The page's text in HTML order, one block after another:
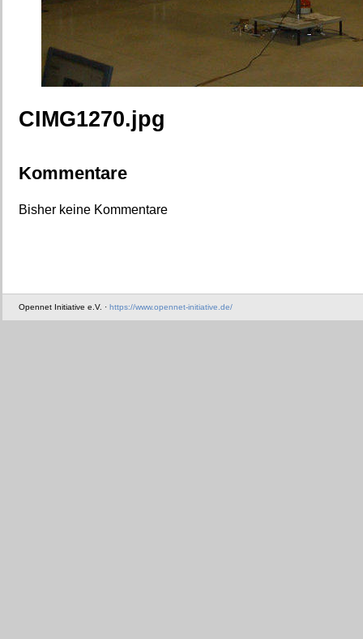
CIMG1270.jpg
Kommentare
Bisher keine Kommentare
Opennet Initiative e.V. · https://www.opennet-initiative.de/